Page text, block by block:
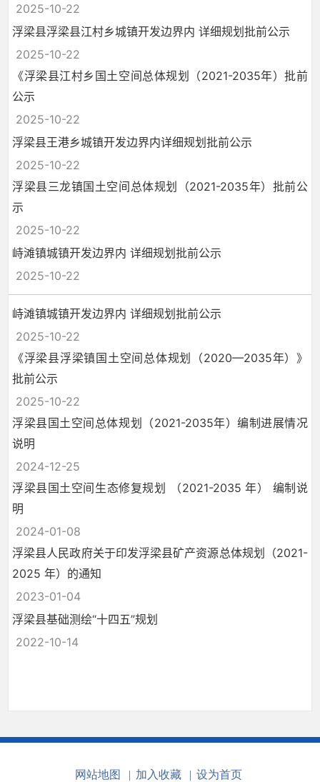
2025-10-22
浮梁县浮梁县江村乡城镇开发边界内 详细规划批前公示
2025-10-22
《浮梁县江村乡国土空间总体规划（2021-2035年）批前
公示
2025-10-22
浮梁县王港乡城镇开发边界内详细规划批前公示
2025-10-22
浮梁县三龙镇国土空间总体规划（2021-2035年）批前公
示
2025-10-22
峙滩镇城镇开发边界内 详细规划批前公示
2025-10-22
峙滩镇城镇开发边界内 详细规划批前公示
2025-10-22
《浮梁县浮梁镇国土空间总体规划（2020—2035年）》
批前公示
2025-10-22
浮梁县国土空间总体规划（2021-2035年）编制进展情况
说明
2024-12-25
浮梁县国土空间生态修复规划 （2021-2035 年） 编制说
明
2024-01-08
浮梁县人民政府关于印发浮梁县矿产资源总体规划（2021-
2025 年）的通知
2023-01-04
浮梁县基础测绘“十四五”规划
2022-10-14
网站地图 | 加入收藏 | 设为首页